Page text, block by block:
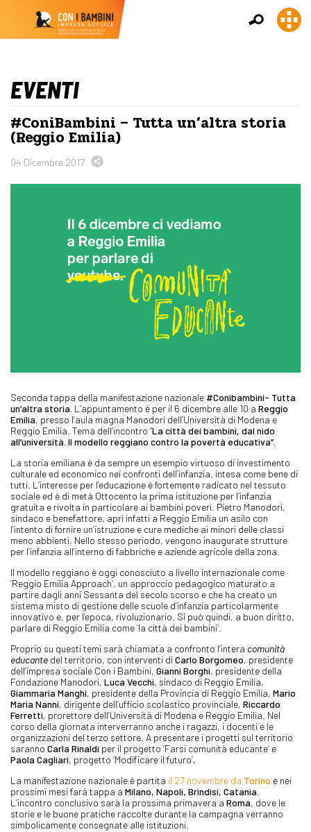
EVENTI
#ConiBambini – Tutta un’altra storia
(Reggio Emilia)
04 Dicembre 2017
Seconda tappa della manifestazione nazionale #Conibambini- Tutta
un’altra storia. L’appuntamento è per il 6 dicembre alle 10 a Reggio
Emilia, presso l’aula magna Manodori dell’Università di Modena e
Reggio Emilia. Tema dell’incontro “La città dei bambini, dal nido
all’università. Il modello reggiano contro la povertà educativa”.
La storia emiliana è da sempre un esempio virtuoso di investimento
culturale ed economico nei confronti dell’infanzia, intesa come bene di
tutti. L’interesse per l’educazione è fortemente radicato nel tessuto
sociale ed è di metà Ottocento la prima istituzione per l’infanzia
gratuita e rivolta in particolare ai bambini poveri. Pietro Manodori,
sindaco e benefattore, aprì infatti a Reggio Emilia un asilo con
l’intento di fornire un’istruzione e cure mediche ai minori delle classi
meno abbienti. Nello stesso periodo, vengono inaugurate strutture
per l’infanzia all’interno di fabbriche e aziende agricole della zona.
Il modello reggiano è oggi conosciuto a livello internazionale come
‘Reggio Emilia Approach’, un approccio pedagogico maturato a
partire dagli anni Sessanta del secolo scorso e che ha creato un
sistema misto di gestione delle scuole d’infanzia particolarmente
innovativo e, per l’epoca, rivoluzionario. Si può quindi, a buon diritto,
parlare di Reggio Emilia come ‘la città dei bambini’.
Proprio su questi temi sarà chiamata a confronto l’intera comunità
educante del territorio, con interventi diCarlo Borgomeo, presidente
dell’impresa sociale Con i Bambini, Gianni Borghi, presidente della
Fondazione Manodori, Luca Vecchi, sindaco di Reggio Emilia,
Giammaria Manghi, presidente della Provincia di Reggio Emilia, Mario
Maria Nanni, dirigente dell’ufficio scolastico provinciale, Riccardo
Ferretti, prorettore dell’Università di Modena e Reggio Emilia. Nel
corso della giornata interverranno anche i ragazzi, i docenti e le
organizzazioni del terzo settore. A presentare i progetti sul territorio
saranno Carla Rinaldi per il progetto ‘Farsi comunità educante’ e
Paola Cagliari, progetto ‘Modificare il futuro’.
La manifestazione nazionale è partita il 27 novembre da Torino e nei
prossimi mesi farà tappa a Milano, Napoli, Brindisi, Catania
L’incontro conclusivo sarà la prossima primavera a Roma, dove le
storie e le buone pratiche raccolte durante la campagna verranno
simbolicamente consegnate alle istituzioni.